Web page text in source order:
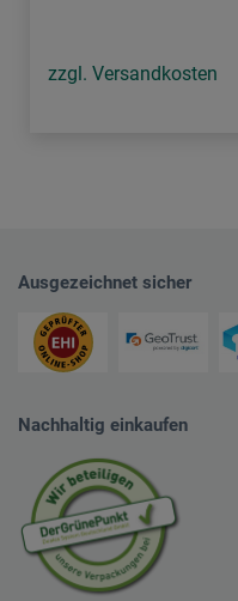
zzgl. Versandkosten
Ausgezeichnet sicher
Nachhaltig einkaufen